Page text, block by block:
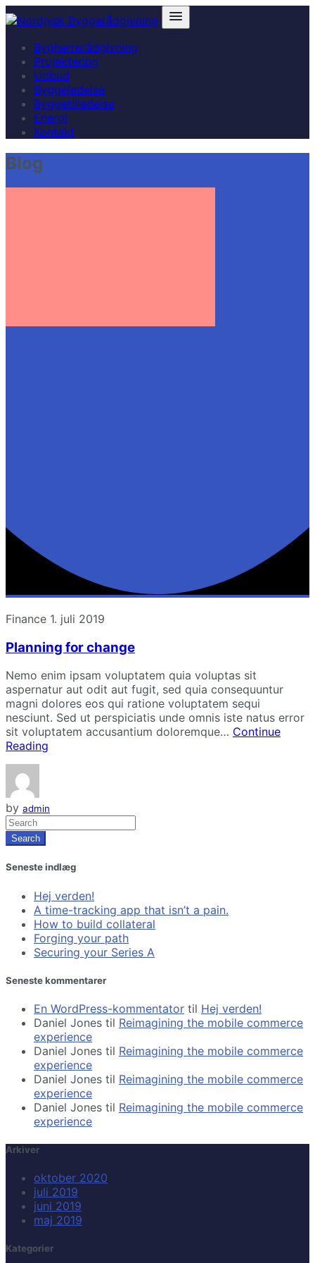
Bygherrerådgivning
Projektering
Udbud
Byggeledelse
Byggetilladelse
Energi
Kontakt
Blog
Finance 1. juli 2019
Planning for change
Nemo enim ipsam voluptatem quia voluptas sit
aspernatur aut odit aut fugit, sed quia consequuntur
magni dolores eos qui ratione voluptatem sequi
nesciunt. Sed ut perspiciatis unde omnis iste natus error
sit voluptatem accusantium doloremque… Continue
Reading
by admin
Search
Seneste indlæg
Hej verden!
A time-tracking app that isn’t a pain.
How to build collateral
Forging your path
Securing your Series A
Seneste kommentarer
En WordPress-kommentator til Hej verden!
Daniel Jones til Reimagining the mobile commerce
experience
Daniel Jones til Reimagining the mobile commerce
experience
Daniel Jones til Reimagining the mobile commerce
experience
Daniel Jones til Reimagining the mobile commerce
experience
Arkiver
oktober 2020
juli 2019
juni 2019
maj 2019
Kategorier